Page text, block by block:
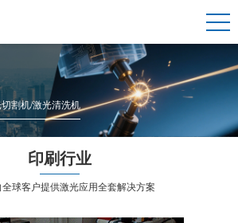
割机/激光清洗机
印刷行业
球客户提供激光应用全套解决方案